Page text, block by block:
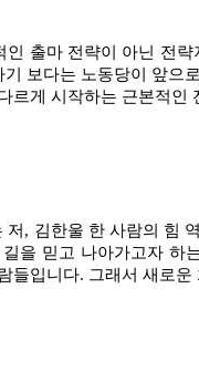
출마 전략이 아닌 전략
보다는 노동당이 앞으
르게 시작하는 근본적인
, 김한울 한 사람의 힘
을 믿고 나아가고자 하
들입니다. 그래서 새로운